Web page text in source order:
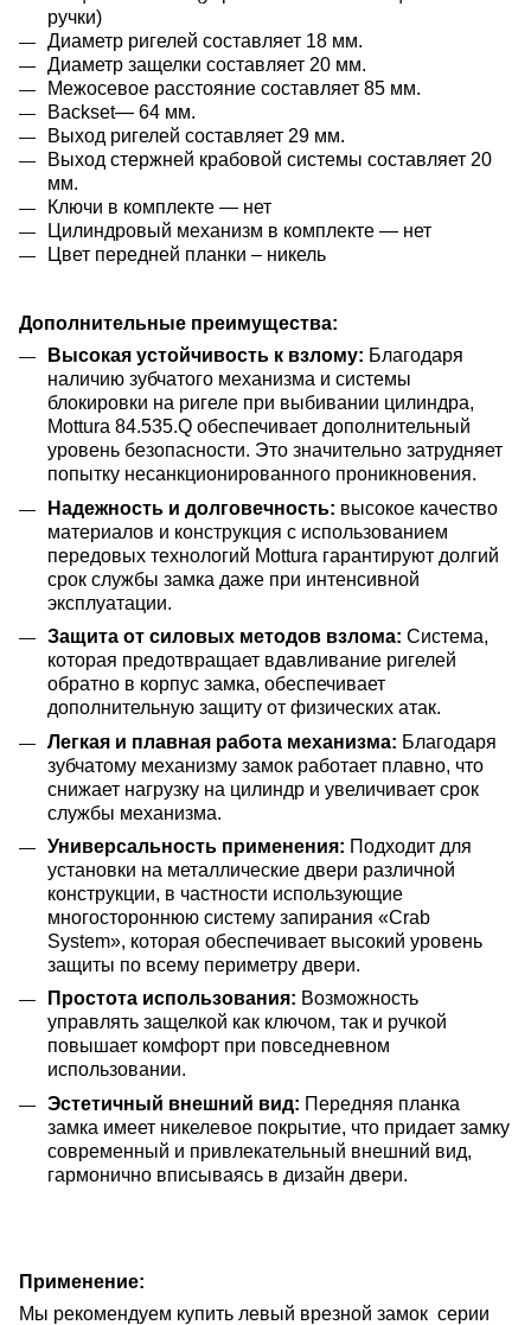
ручки)
Диаметр ригелей составляет 18 мм.
Диаметр защелки составляет 20 мм.
Межосевое расстояние составляет 85 мм.
Backset— 64 мм.
Выход ригелей составляет 29 мм.
Выход стержней крабовой системы составляет 20
мм.
Ключи в комплекте — нет
Цилиндровый механизм в комплекте — нет
Цвет передней планки – никель
Дополнительные преимущества:
Высокая устойчивость к взлому: Благодаря
наличию зубчатого механизма и системы
блокировки на ригеле при выбивании цилиндра,
Mottura 84.535.Q обеспечивает дополнительный
уровень безопасности. Это значительно затрудняет
попытку несанкционированного проникновения.
Надежность и долговечность: высокое качество
материалов и конструкция с использованием
передовых технологий Mottura гарантируют долгий
срок службы замка даже при интенсивной
эксплуатации.
Защита от силовых методов взлома: Система,
которая предотвращает вдавливание ригелей
обратно в корпус замка, обеспечивает
дополнительную защиту от физических атак.
Легкая и плавная работа механизма: Благодаря
зубчатому механизму замок работает плавно, что
снижает нагрузку на цилиндр и увеличивает срок
службы механизма.
Универсальность применения: Подходит для
установки на металлические двери различной
конструкции, в частности использующие
многостороннюю систему запирания «Crab
System», которая обеспечивает высокий уровень
защиты по всему периметру двери.
Простота использования: Возможность
управлять защелкой как ключом, так и ручкой
повышает комфорт при повседневном
использовании.
Эстетичный внешний вид: Передняя планка
замка имеет никелевое покрытие, что придает замку
современный и привлекательный внешний вид,
гармонично вписываясь в дизайн двери.
Применение:
Мы рекомендуем купить левый врезной замок серии